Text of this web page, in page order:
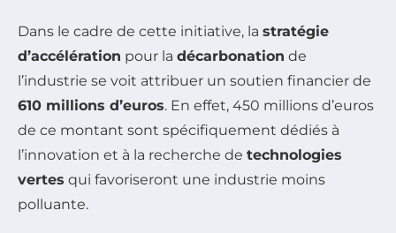
Dans le cadre de cette initiative, la stratégie
d’accélération pour la décarbonation de
l’industrie se voit attribuer un soutien financier de
610 millions d’euros. En effet, 450 millions d’euros
de ce montant sont spécifiquement dédiés à
l’innovation et à la recherche de technologies
vertes qui favoriseront une industrie moins
polluante.